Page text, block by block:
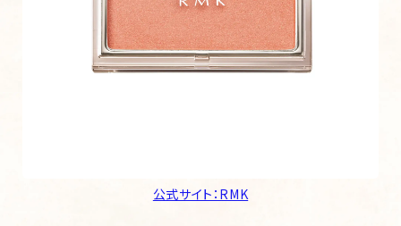
公式サイト：RMK